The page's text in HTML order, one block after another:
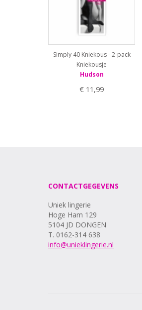
Simply 40 Kniekous - 2-pack
Kniekousje
Hudson
€ 11,99
CONTACTGEGEVENS
Uniek lingerie
Hoge Ham 129
5104 JD DONGEN
T. 0162-314 638
info@unieklingerie.nl